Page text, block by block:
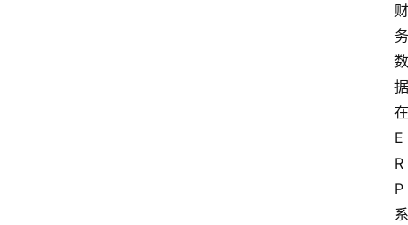
财
务
数
据
在
E
R
P
系